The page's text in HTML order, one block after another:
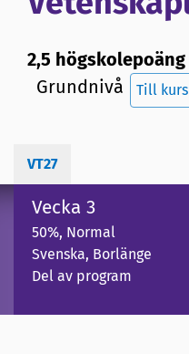
2,5 högskolepoäng
Grundnivå
Till
VT27
Vecka 3
50%, Normal
Svenska, Borlänge
Del av program